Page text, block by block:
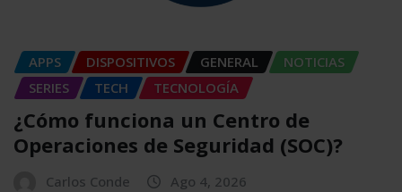
APPS DISPOSITIVOS GENERAL
NOTICIAS
SERIES
TECH TECNOLOGÍA
¿Cómo funciona un Centro de
Operaciones de Seguridad (SOC)?
Carlos Conde Ago 4, 2026